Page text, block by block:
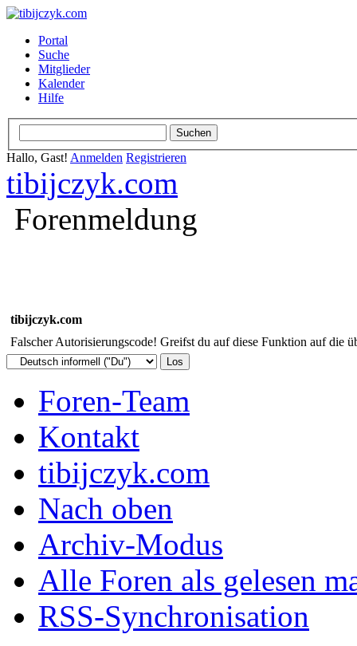
Portal
Suche
Mitglieder
Kalender
Hilfe
Hallo, Gast! Anmelden Registrieren
tibijczyk.com
Forenmeldung
tibijczyk.com
Falscher Autorisierungscode! Greifst du auf diese Funktion auf die
Foren-Team
Kontakt
tibijczyk.com
Nach oben
Archiv-Modus
Alle Foren als gelesen
RSS-Synchronisation